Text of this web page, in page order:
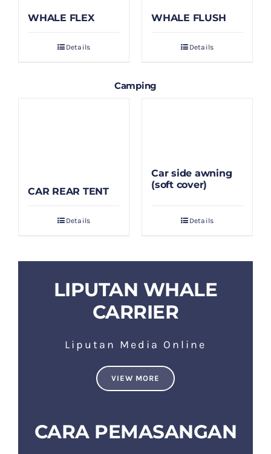
WHALE FLEX
Details
WHALE FLUSH
Details
Camping
CAR REAR TENT
Details
Car side awning
(soft cover)
Details
LIPUTAN WHALE
CARRIER
Liputan Media Online
VIEW MORE
CARA PEMASANGAN